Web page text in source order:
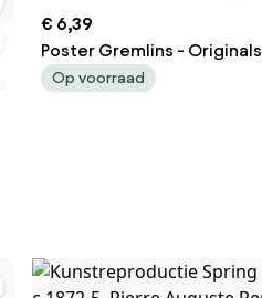
€ 6,39
Poster Gremlins - Originals
Op voorraad